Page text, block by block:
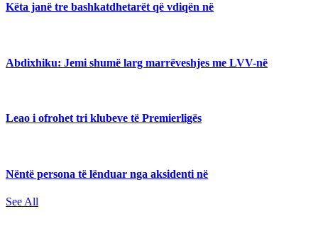
Këta janë tre bashkatdhetarët që vdiqën në
Abdixhiku: Jemi shumë larg marrëveshjes me LVV-në
Leao i ofrohet tri klubeve të Premierligës
Nëntë persona të lënduar nga aksidenti në
See All